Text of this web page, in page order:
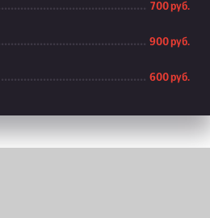
700 руб.
900 руб.
600 руб.